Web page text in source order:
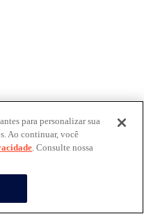
para personalizar sua
Ao continuar, você
. Consulte nossa